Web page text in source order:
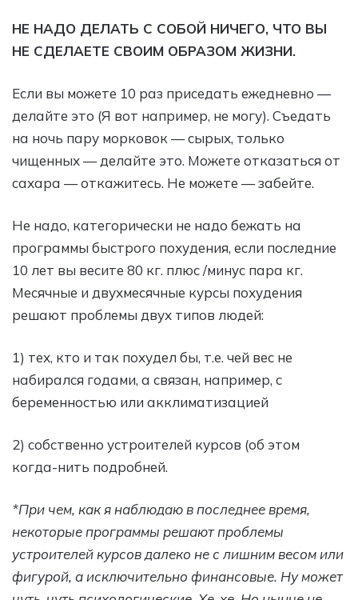
НЕ НАДО ДЕЛАТЬ С СОБОЙ НИЧЕГО, ЧТО ВЫ
НЕ СДЕЛАЕТЕ СВОИМ ОБРАЗОМ ЖИЗНИ.
Если вы можете 10 раз приседать ежедневно —
делайте это (Я вот например, не могу). Съедать
на ночь пару морковок — сырых, только
чищенных — делайте это. Можете отказаться от
сахара — откажитесь. Не можете — забейте.
Не надо, категорически не надо бежать на
программы быстрого похудения, если последние
10 лет вы весите 80 кг. плюс /минус пара кг.
Месячные и двухмесячные курсы похудения
решают проблемы двух типов людей:
1) тех, кто и так похудел бы, т.е. чей вес не
набирался годами, а связан, например, с
беременностью или акклиматизацией
2) собственно устроителей курсов (об этом
когда-нить подробней.
*При чем, как я наблюдаю в последнее время,
некоторые программы решают проблемы
устроителей курсов далеко не с лишним весом или
фигурой, а исключительно финансовые. Ну может